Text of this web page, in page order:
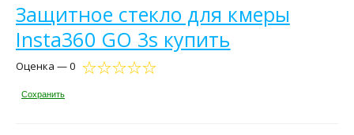
Защитное стекло для кмеры
Insta360 GO 3s купить
Оценка — 0
Сохранить